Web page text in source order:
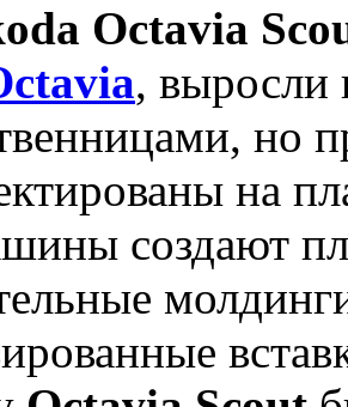
Octavia
, выросли
но
на
создают